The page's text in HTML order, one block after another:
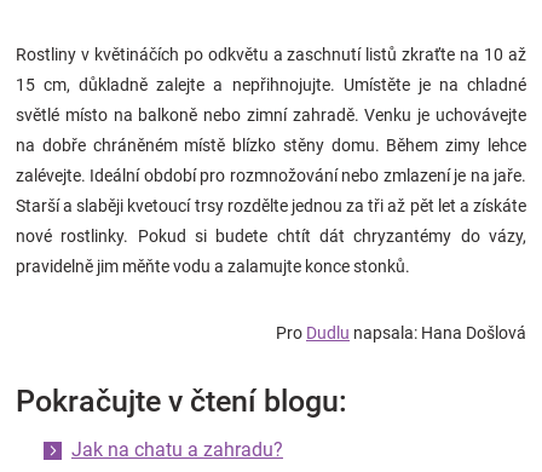
Rostliny v květináčích po odkvětu a zaschnutí listů zkraťte na 10 až
15 cm, důkladně zalejte a nepřihnojujte. Umístěte je na chladné
světlé místo na balkoně nebo zimní zahradě. Venku je uchovávejte
na dobře chráněném místě blízko stěny domu. Během zimy lehce
zalévejte. Ideální období pro rozmnožování nebo zmlazení je na jaře.
Starší a slaběji kvetoucí trsy rozdělte jednou za tři až pět let a získáte
nové rostlinky. Pokud si budete chtít dát chryzantémy do vázy,
pravidelně jim měňte vodu a zalamujte konce stonků.
Pro Dudlu napsala: Hana Došlová
Pokračujte v čtení blogu:
Jak na chatu a zahradu?